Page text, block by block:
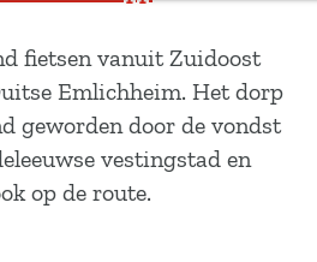
fietsen vanuit Zuidoost
Emlichheim. Het dorp
geworden door de vondst
vestingstad en
op de route.